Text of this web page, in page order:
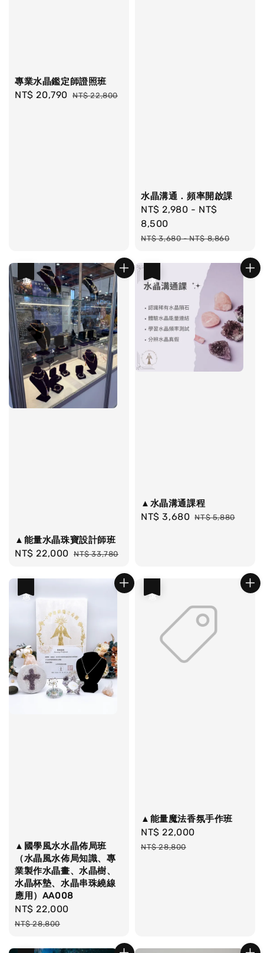
專業水晶鑑定師證照班
Sale
NT$ 20,790 Regular
NT$ 22,800
水晶溝通．頻率開啟課
Sale
price
NT$ 2,980 - NT$
8,500
Regular
NT$ 3,680-NT$ 8,860
▲能量水晶珠寶設計師班
Sale
NT$ 22,000 Regular
NT$ 33,780
▲水晶溝通課程
Sale
NT$ 3,680 Regular
NT$ 5,880
▲國學風水水晶佈局班
（水晶風水佈局知識、專
業製作水晶畫、水晶樹、
水晶杯墊、水晶串珠繞線
應用）AA008
Sale
price
NT$ 22,000
NT$ 28,800
▲能量魔法香氛手作班
Sale
price
NT$ 22,000
NT$ 28,800